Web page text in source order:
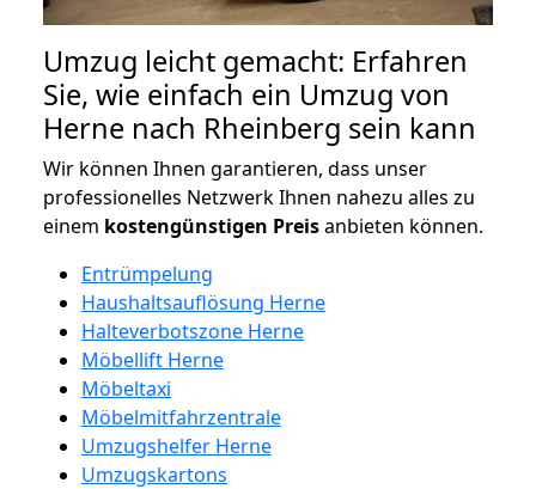
Umzug leicht gemacht: Erfahren
Sie, wie einfach ein Umzug von
Herne nach Rheinberg sein kann
Wir können Ihnen garantieren, dass unser
professionelles Netzwerk Ihnen nahezu alles zu
einem kostengünstigen Preisanbieten können.
Entrümpelung
Haushaltsauflösung Herne
Halteverbotszone Herne
Möbellift Herne
Möbeltaxi
Möbelmitfahrzentrale
Umzugshelfer Herne
Umzugskartons